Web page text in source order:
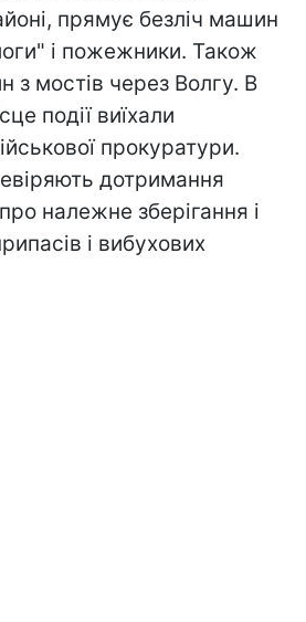
прямує безліч машин
і пожежники. Також
з мостів через Волгу. В
події виїхали
прокуратури.
дотримання
належне зберігання і
і вибухових